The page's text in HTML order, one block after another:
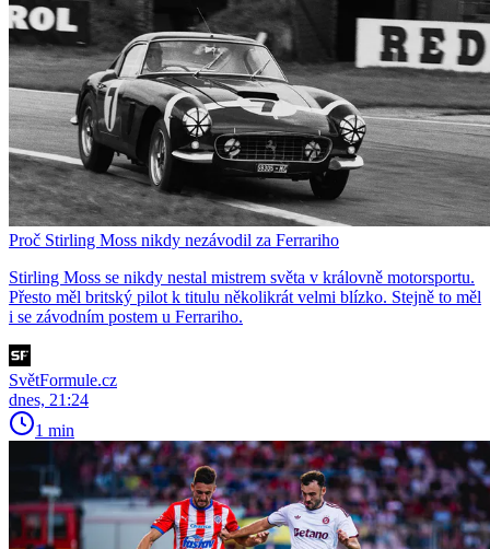
Proč Stirling Moss nikdy nezávodil za Ferrariho
Stirling Moss se nikdy nestal mistrem světa v královně motorsportu.
Přesto měl britský pilot k titulu několikrát velmi blízko. Stejně to měl
i se závodním postem u Ferrariho.
SvětFormule.cz
dnes, 21:24
1 min